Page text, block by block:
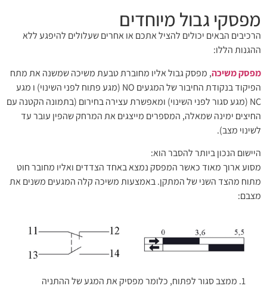
מפסקי גבול מיוחדים
הרכיבים הבאים יכולים להציל אתכם או אחרים שעלולים להיפגע ללא
ההגנות הללו:
מפסק משיכה, מפסק גבול אליו מחוברת טבעת משיכה שמשנה את מתח
הפיקוד בנקודת החיבור של המגעים NO (מגע פתוח לפני השינוי) ו מגע
NC (מגע סגור לפני השינוי) ומאפשרת עצירה בחירום (בתמונה הקטנה עם
החיצים ימינה שמאלה, המספרים מייצגים את המרחק שהפין עובר עד
לשינוי מצב).
היישום הנכון ביותר להסבר הוא:
מסוע ארוך מאוד כאשר המפסק נמצא באחד הצדדים ואליו מחובר חוט
מתוח מהצד השני של המתקן. באמצעות משיכה קלה המגעים משנים את
מצבם:
ממצב סגור לפתוח, כלומר מפסיק את המגע של ההתניה